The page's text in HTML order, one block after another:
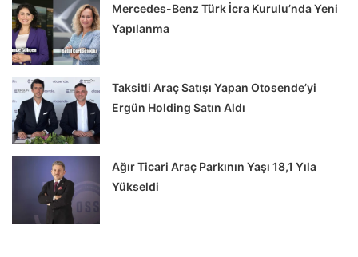
Mercedes-Benz Türk İcra Kurulu’nda Yeni
Yapılanma
Taksitli Araç Satışı Yapan Otosende’yi
Ergün Holding Satın Aldı
Ağır Ticari Araç Parkının Yaşı 18,1 Yıla
Yükseldi